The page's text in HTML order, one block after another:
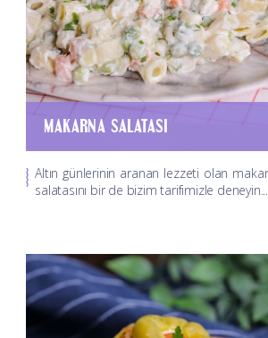
MAKARNA SALATASI
Altın günlerinin aranan lezzeti olan
salatasını bir de bizim tarifimizle deneyin...